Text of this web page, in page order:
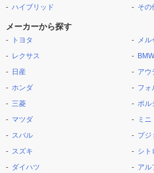
ハイブリッド
その
メーカーから探す
トヨタ
レクサス
日産
ホンダ
三菱
マツダ
スバル
スズキ
ダイハツ
メル
BMW
アウ
フォ
ポル
ミニ
プジ
シト
ア